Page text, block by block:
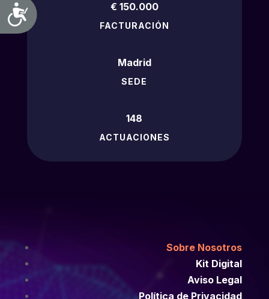
Accesibilidad € 150.000
FACTURACIÓN
Madrid
SEDE
148
ACTUACIONES
Sobre Nosotros
Kit Digital
Aviso Legal
Política de Privacidad